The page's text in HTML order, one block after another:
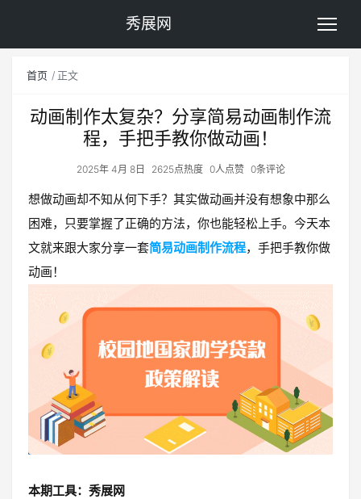
秀展网
首页 正文
动画制作太复杂？分享简易动画制作流
程，手把手教你做动画！
2025年 4月 8日 2625点热度 0人点赞 0条评论
想做动画却不知从何下手？其实做动画并没有想象中那么
困难，只要掌握了正确的方法，你也能轻松上手。今天本
文就来跟大家分享一套简易动画制作流程，手把手教你做
动画！
本期工具：秀展网